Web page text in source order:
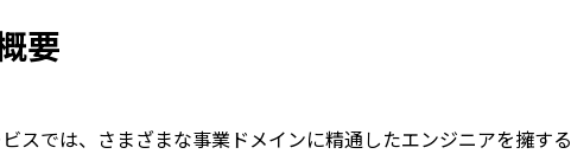
要
スでは、さまざまな事業ドメインに精通したエンジニアを擁す